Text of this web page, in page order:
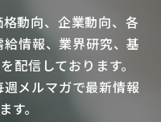
格動向、企業動向、各
情報、業界研究、基
配信 しております。
メルマガで最新情報
す。